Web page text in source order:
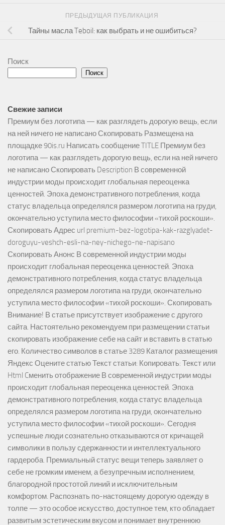
ПРЕДЫДУЩАЯ ПУБЛИКАЦИЯ
Тайны масла Teboil: как выбрать и не ошибиться?
Поиск
Поиск
Свежие записи
Премиум без логотипа — как разглядеть дорогую вещь, если
на ней ничего не написано Скопировать Размещена на
площадке 90is.ru Написать сообщение TITLE Премиум без
логотипа — как разглядеть дорогую вещь, если на ней ничего
не написано Скопировать Description В современной
индустрии моды происходит глобальная переоценка
ценностей. Эпоха демонстративного потребления, когда
статус владельца определялся размером логотипа на груди,
окончательно уступила место философии «тихой роскоши».
Скопировать Адрес url premium-bez-logotipa-kak-razglyadet-
doroguyu-veshch-esli-na-ney-nichego-ne-napisano
Скопировать Анонс В современной индустрии моды
происходит глобальная переоценка ценностей. Эпоха
демонстративного потребления, когда статус владельца
определялся размером логотипа на груди, окончательно
уступила место философии «тихой роскоши». Скопировать
Внимание! В статье присутствует изображение с другого
сайта. Настоятельно рекомендуем при размещении статьи
скопировать изображение себе на сайт и вставить в статью
его. Количество символов в статье 3289 Каталог размещения
Яндекс Оцените статью Текст статьи: Копировать: Текст или
Html Cменить отображение В современной индустрии моды
происходит глобальная переоценка ценностей. Эпоха
демонстративного потребления, когда статус владельца
определялся размером логотипа на груди, окончательно
уступила место философии «тихой роскоши». Сегодня
успешные люди сознательно отказываются от кричащей
символики в пользу сдержанности и интеллектуального
гардероба. Премиальный статус вещи теперь заявляет о
себе не громким именем, а безупречным исполнением,
благородной простотой линий и исключительным
комфортом. Распознать по-настоящему дорогую одежду в
толпе — это особое искусство, доступное тем, кто обладает
развитым эстетическим вкусом и понимает внутреннюю